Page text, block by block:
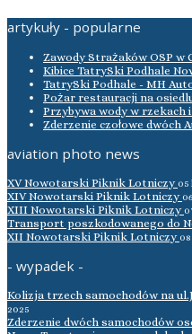
artykuły - popularne
Zawody Strażaków OSP w
Kibice TatrySki Podhale
TatrySki Podhale - MH
Pożar restauracji na
Przybywa wody w rzekach
Zderzenie czołowe dwóch
aviation photo news
XV Nowotarski Piknik Lotniczy 05
XIV Nowotarski Piknik Lotniczy
XIII Nowotarski Piknik Lotniczy
Transport poszkodowanego do
XII Nowotarski Piknik Lotniczy
- wypadek -
Kolizja trzech samochodów na
2025
Zderzenie dwóch samochodów